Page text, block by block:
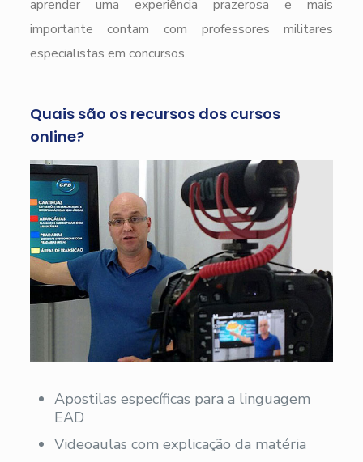
aprender uma experiência prazerosa e mais
importante contam com professores militares
especialistas em concursos.
Quais são os recursos dos cursos
online?
Apostilas específicas para a linguagem
EAD
Videoaulas com explicação da matéria